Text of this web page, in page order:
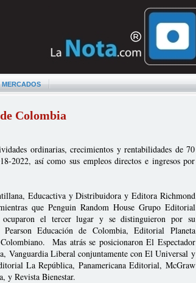
MERCADOS
Colombia
ordinarias, crecimientos y rentabilidades de 70
2022, así como sus empleos directos e ingresos por
Educactiva y Distribuidora y Editora Richmond
que Penguin Random House Grupo Editorial
ocuparon el tercer lugar y se distinguieron por su
Educación de Colombia, Editorial Planeta
Mas atrás se posicionaron El Espectador
Vanguardia Liberal conjuntamente con El Universal y
La República, Panamericana Editorial, McGraw
y Revista Bienestar.